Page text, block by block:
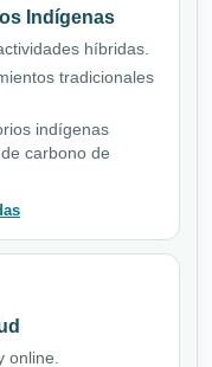
Indígenas
híbridas.
tradicionales
indígenas
carbono de
online.